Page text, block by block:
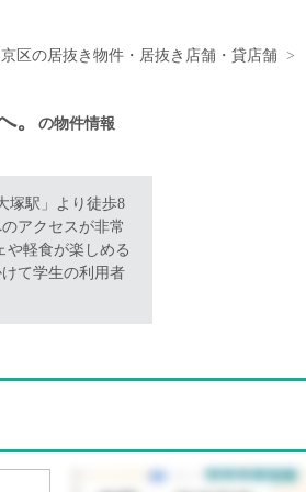
区の居抜き物件・居抜き店舗・貸店舗
。 の物件情報
塚駅」より徒歩8
アクセスが非常
や軽食が楽しめる
て学生の利用者